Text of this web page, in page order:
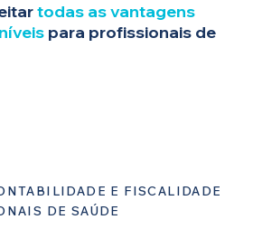
todas as vantagens
para profissionais de
E FISCALIDADE
DE SAÚDE